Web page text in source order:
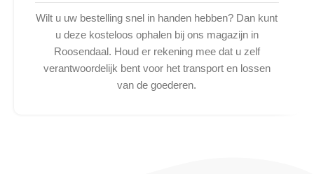
Wilt u uw bestelling snel in handen hebben? Dan kunt
u deze kosteloos ophalen bij ons magazijn in
Roosendaal. Houd er rekening mee dat u zelf
verantwoordelijk bent voor het transport en lossen
van de goederen.